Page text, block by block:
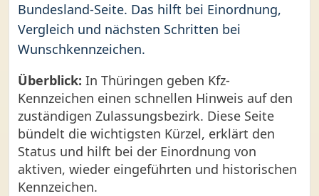
Bundesland-Seite. Das hilft bei Einordnung,
Vergleich und nächsten Schritten bei
Wunschkennzeichen.
Überblick: In Thüringen geben Kfz-
Kennzeichen einen schnellen Hinweis auf den
zuständigen Zulassungsbezirk. Diese Seite
bündelt die wichtigsten Kürzel, erklärt den
Status und hilft bei der Einordnung von
aktiven, wieder eingeführten und historischen
Kennzeichen.